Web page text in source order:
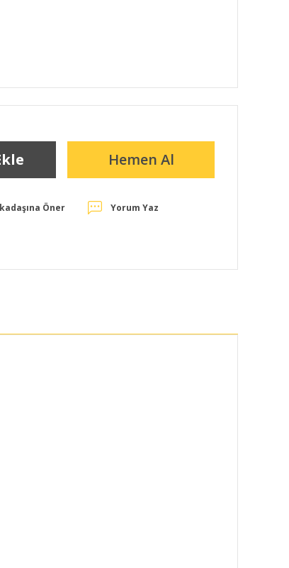
Hemen Al
Öner Yorum Yaz